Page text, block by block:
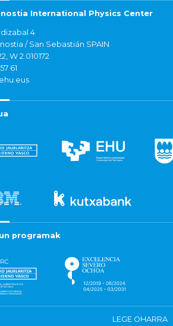
International Physics Center
4
/ San Sebastián SPAIN
W 2.010172
61
programak
LEGE OHARRA